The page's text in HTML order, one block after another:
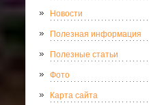
Новости
Полезная информация
Полезные статьи
Фото
Карта сайта